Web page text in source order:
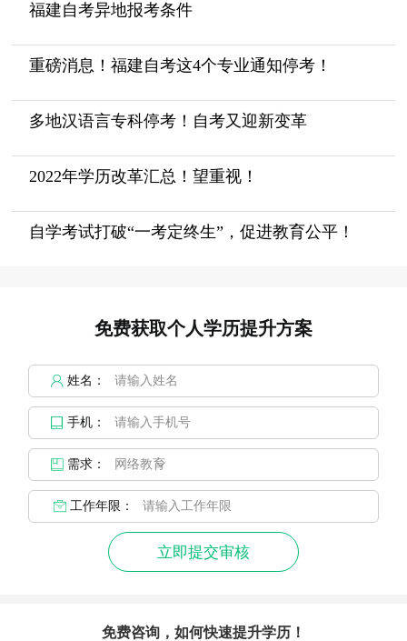
福建自考异地报考条件
重磅消息！福建自考这4个专业通知停考！
多地汉语言专科停考！自考又迎新变革
2022年学历改革汇总！望重视！
自学考试打破“一考定终生”，促进教育公平！
免费获取个人学历提升方案
姓名：
手机：
需求：
工作年限：
立即提交审核
免费咨询，如何快速提升学历！